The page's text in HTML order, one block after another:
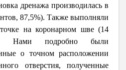
дренажа производилась в
87,5%). Также выполняли
на коронарном шве (14
Нами подробно были
о точном расположении
отверстия, полученные